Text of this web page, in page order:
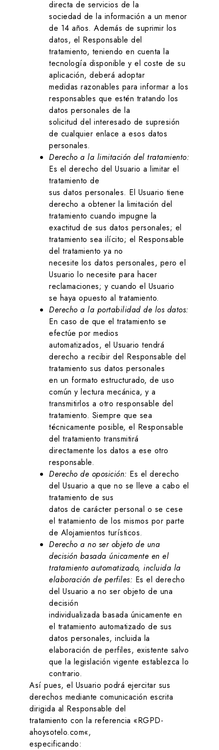
directa de servicios de la
sociedad de la información a un menor
de 14 años. Además de suprimir los
datos, el Responsable del
tratamiento, teniendo en cuenta la
tecnología disponible y el coste de su
aplicación, deberá adoptar
medidas razonables para informar a los
responsables que estén tratando los
datos personales de la
solicitud del interesado de supresión
de cualquier enlace a esos datos
personales.
Derecho a la limitación del tratamiento:
Es el derecho del Usuario a limitar el
tratamiento de
sus datos personales. El Usuario tiene
derecho a obtener la limitación del
tratamiento cuando impugne la
exactitud de sus datos personales; el
tratamiento sea ilícito; el Responsable
del tratamiento ya no
necesite los datos personales, pero el
Usuario lo necesite para hacer
reclamaciones; y cuando el Usuario
se haya opuesto al tratamiento.
Derecho a la portabilidad de los datos:
En caso de que el tratamiento se
efectúe por medios
automatizados, el Usuario tendrá
derecho a recibir del Responsable del
tratamiento sus datos personales
en un formato estructurado, de uso
común y lectura mecánica, y a
transmitirlos a otro responsable del
tratamiento. Siempre que sea
técnicamente posible, el Responsable
del tratamiento transmitirá
directamente los datos a ese otro
responsable.
Derecho de oposición: Es el derecho
del Usuario a que no se lleve a cabo el
tratamiento de sus
datos de carácter personal o se cese
el tratamiento de los mismos por parte
de Alojamientos turísticos.
Derecho a no ser objeto de una
decisión basada únicamente en el
tratamiento automatizado, incluida la
elaboración de perfiles: Es el derecho
del Usuario a no ser objeto de una
decisión
individualizada basada únicamente en
el tratamiento automatizado de sus
datos personales, incluida la
elaboración de perfiles, existente salvo
que la legislación vigente establezca lo
contrario.
Así pues, el Usuario podrá ejercitar sus
derechos mediante comunicación escrita
dirigida al Responsable del
tratamiento con la referencia «RGPD-
ahoysotelo.com«,
especificando: